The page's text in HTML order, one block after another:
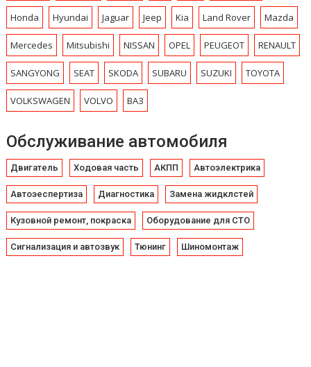
Honda Hyundai Jaguar Jeep Kia Land Rover Mazda
Mercedes Mitsubishi NISSAN OPEL PEUGEOT RENAULT
SANGYONG SEAT SKODA SUBARU SUZUKI TOYOTA
VOLKSWAGEN VOLVO ВАЗ
Обслуживание автомобиля
Двигатель Ходовая часть АКПП Автоэлектрика
Автоэеспертиза Диагностика Замена жидклстей
Кузовной ремонт, покраска Оборудование для СТО
Сигнализация и автозвук Тюнинг Шиномонтаж